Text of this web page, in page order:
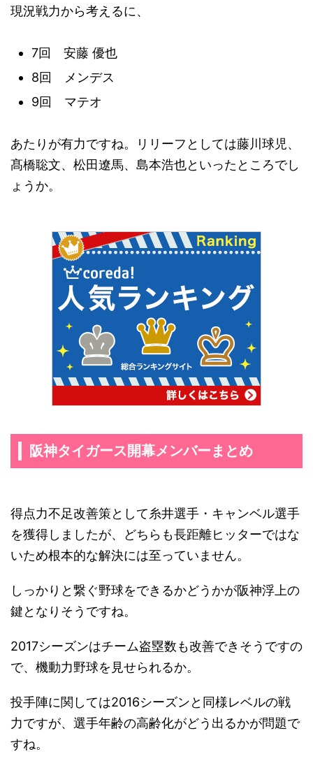
現況戦力から考えるに、
7回 安藤 優也
8回 メンデス
9回 マテオ
あたりが有力ですね。リリーフとしては藤川球児、
髙橋聡文、松田遼馬、島本浩也といったところでし
ょうか。
阪神タイガース開幕メンバーまとめ
得点力不足改善策として糸井選手・キャンベル選手
を獲得しましたが、どちらも長距離ヒッターではな
いため根本的な解決には至っていません。
しっかりと繋ぐ野球をできるかどうかが阪神浮上の
鍵となりそうですね。
2017シーズンはチーム盗塁数も改善できそうですの
で、機動力野球を見せられるか。
投手陣に関しては2016シーズンと同様レベルの戦
力ですが、選手年齢の高齢化がどう出るかが問題で
すね。